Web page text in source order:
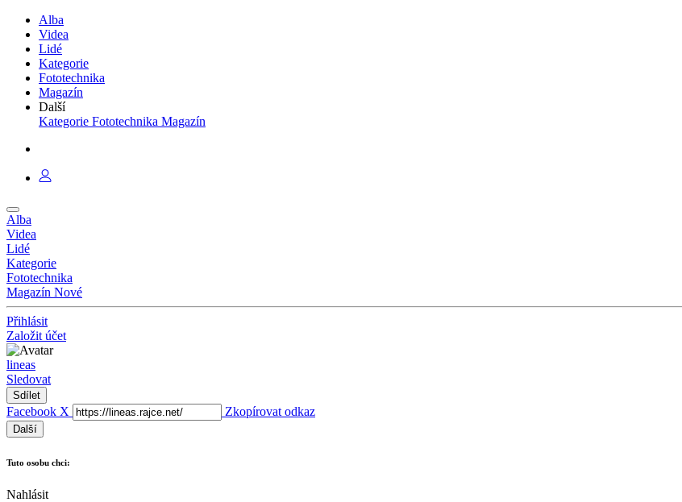
Alba
Videa
Lidé
Kategorie
Fototechnika
Magazín
Další
Kategorie Fototechnika Magazín
Alba
Videa
Lidé
Kategorie
Fototechnika
Magazín Nové
Přihlásit
Založit účet
lineas
Sledovat
Sdílet
Facebook X Zkopírovat odkaz
Další
Tuto osobu chci:
Nahlásit